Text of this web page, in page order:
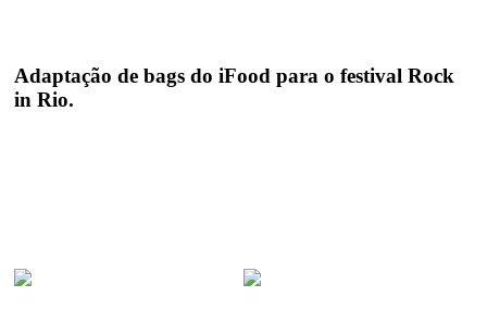
Adaptação de bags do iFood para o festival Rock
in Rio.